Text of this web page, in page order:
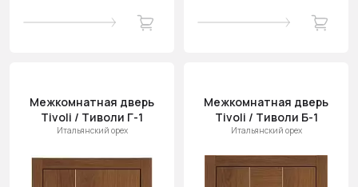
Межкомнатная дверь
Tivoli / Тиволи Г-1
Итальянский орех
Межкомнатная дверь
Tivoli / Тиволи Б-1
Итальянский орех